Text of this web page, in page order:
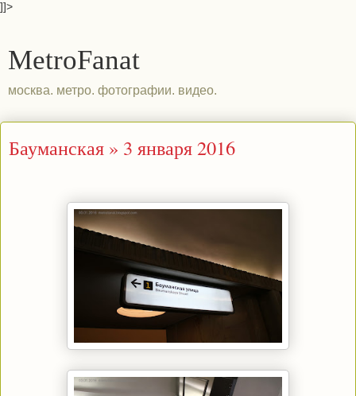
]]>
MetroFanat
москва. метро. фотографии. видео.
Бауманская » 3 января 2016